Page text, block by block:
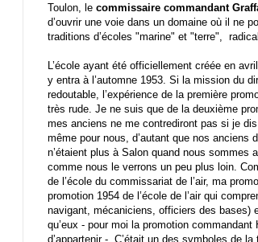
Toulon, le commissaire commandant
d’ouvrir une voie dans un domaine où il ne
traditions d’écoles "marine" et "terre",
L’école ayant été officiellement créée en
y entra à l’automne 1953. Si la mission du
redoutable, l’expérience de la première
très rude. Je ne suis que de la deuxième
mes anciens ne me contrediront pas si je
même pour nous, d’autant que nos anciens
n’étaient plus à Salon quand nous sommes
comme nous le verrons un peu plus loin.
de l’école du commissariat de l’air, ma
promotion 1954 de l’école de l’air qui
navigant, mécaniciens, officiers des bases)
qu’eux - pour moi la promotion
d’appartenir -. C’était un des symboles de